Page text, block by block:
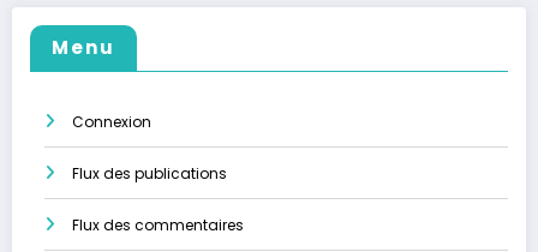
Menu
Connexion
Flux des publications
Flux des commentaires